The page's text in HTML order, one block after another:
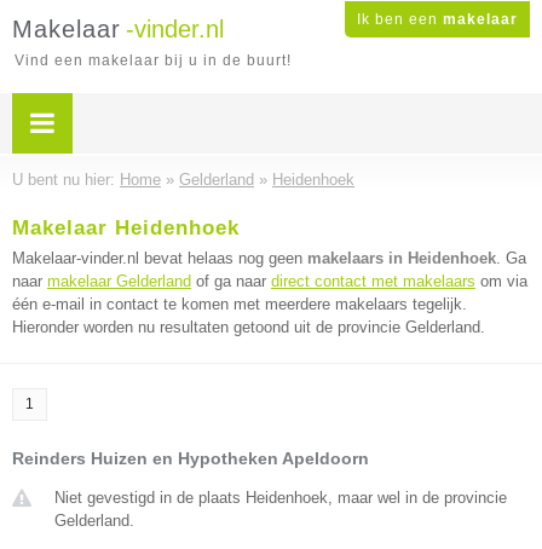
Ik ben een makelaar
Makelaar -vinder.nl
Vind een makelaar bij u in de buurt!
U bent nu hier: Home » Gelderland » Heidenhoek
Makelaar Heidenhoek
Makelaar-vinder.nl bevat helaas nog geen makelaars in Heidenhoek. Ga
naar makelaar Gelderland of ga naar direct contact met makelaars om via
één e-mail in contact te komen met meerdere makelaars tegelijk.
Hieronder worden nu resultaten getoond uit de provincie Gelderland.
1
Reinders Huizen en Hypotheken Apeldoorn
Niet gevestigd in de plaats Heidenhoek, maar wel in de provincie
Gelderland.